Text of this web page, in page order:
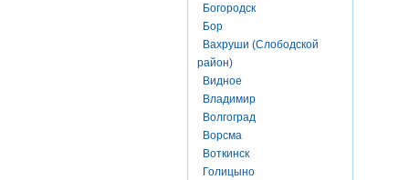
Богородск
Бор
Вахруши (Слободской
район)
Видное
Владимир
Волгоград
Ворсма
Воткинск
Голицыно